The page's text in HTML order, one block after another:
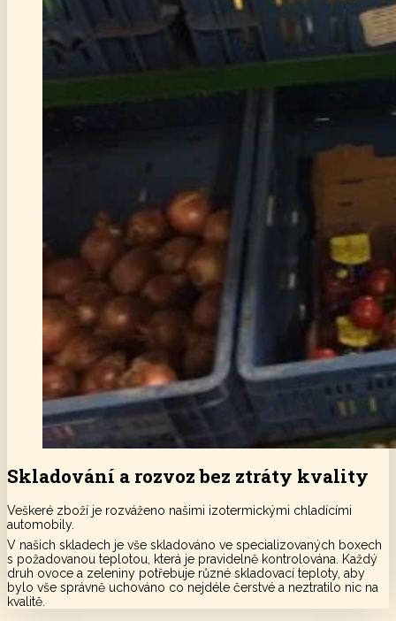
Skladování a rozvozbez ztráty kvality
Veškeré zboží je rozváženo našimi izotermickými chladícími
automobily.
V našich skladech je vše skladováno ve specializovaných boxech
s požadovanou teplotou, která je pravidelně kontrolována. Každý
druh ovoce a zeleniny potřebuje různé skladovací teploty, aby
bylo vše správně uchováno co nejdéle čerstvé a neztratilo nic na
kvalitě.